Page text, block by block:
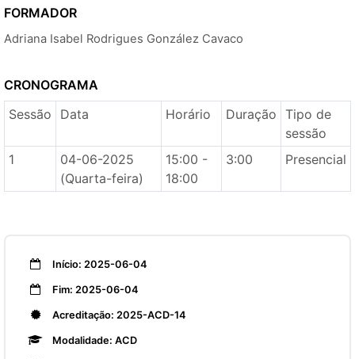
FORMADOR
Adriana Isabel Rodrigues González Cavaco
CRONOGRAMA
Sessão
Data Horário Duração Tipo de
sessão
1
04-06-2025
(Quarta-feira)
15:00 -
18:00
3:00 Presencial
Início: 2025-06-04
Fim: 2025-06-04
Acreditação: 2025-ACD-14
Modalidade: ACD